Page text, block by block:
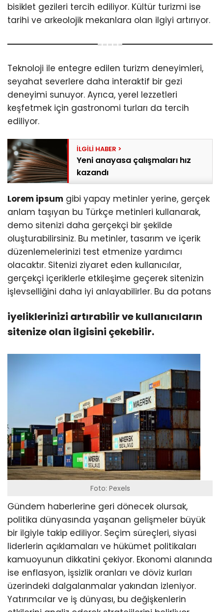
bisiklet gezileri tercih ediliyor. Kültür turizmi ise
tarihi ve arkeolojik mekanlara olan ilgiyi artırıyor.
Teknoloji ile entegre edilen turizm deneyimleri,
seyahat severlere daha interaktif bir gezi
deneyimi sunuyor. Ayrıca, yerel lezzetleri
keşfetmek için gastronomi turları da tercih
ediliyor.
Yeni anayasa çalışmaları hız
kazandı
Lorem ipsum gibi yapay metinler yerine, gerçek
anlam taşıyan bu Türkçe metinleri kullanarak,
demo sitenizi daha gerçekçi bir şekilde
oluşturabilirsiniz. Bu metinler, tasarım ve içerik
düzenlemelerinizi test etmenize yardımcı
olacaktır. Sitenizi ziyaret eden kullanıcılar,
gerçekçi içeriklerle etkileşime geçerek sitenizin
işlevselliğini daha iyi anlayabilirler. Bu da potans
iyeliklerinizi artırabilir ve kullanıcıların
sitenize olan ilgisini çekebilir.
Foto: Pexels
Gündem haberlerine geri dönecek olursak,
politika dünyasında yaşanan gelişmeler büyük
bir ilgiyle takip ediliyor. Seçim süreçleri, siyasi
liderlerin açıklamaları ve hükümet politikaları
kamuoyunun dikkatini çekiyor. Ekonomi alanında
ise enflasyon, işsizlik oranları ve döviz kurları
üzerindeki dalgalanmalar yakından izleniyor.
Yatırımcılar ve iş dünyası, bu değişkenlerin